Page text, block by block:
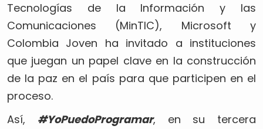
Tecnologías de la Información y las
Comunicaciones (MinTIC), Microsoft y
Colombia Joven ha invitado a instituciones
que juegan un papel clave en la construcción
de la paz en el país para que participen en el
proceso.
Así, #YoPuedoProgramar, en su tercera